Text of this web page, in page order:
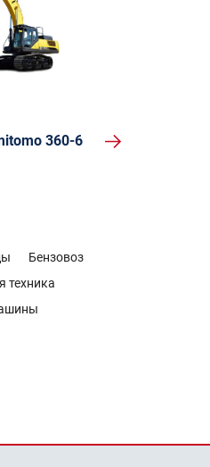
360-6
Бензовоз
техника